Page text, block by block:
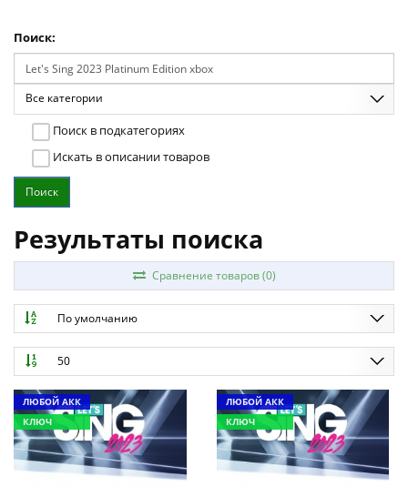
Поиск:
Все категории
Поиск в подкатегориях
Искать в описании товаров
Результаты поиска
Сравнение товаров (0)
По умолчанию
50
ЛЮБОЙ АКК
КЛЮЧ
ЛЮБОЙ АКК
КЛЮЧ